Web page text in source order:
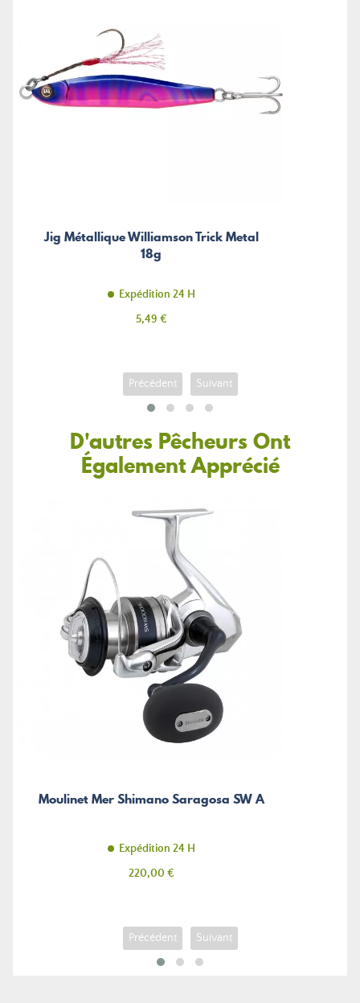
Jig Métallique Williamson Trick Metal
18g
Expédition 24 H
Prix
5,49 €
Précédent Suivant
D'autres Pêcheurs Ont
Également Apprécié
Moulinet Mer Shimano Saragosa SW A
Expédition 24 H
Prix
220,00 €
Précédent Suivant